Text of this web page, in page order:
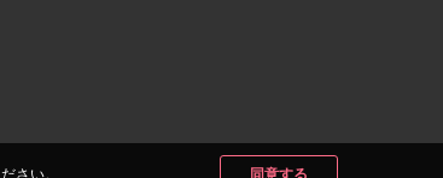
さい。 同意する